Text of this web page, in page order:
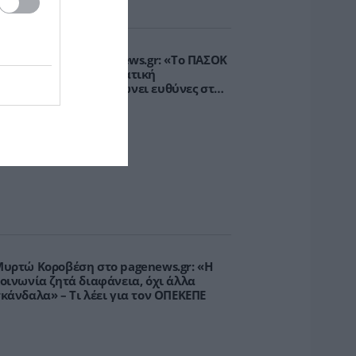
Γ.Βρεττάκος στο pagenews.gr: «Το ΠΑΣΟΚ
μπλοκάρει τη Συνταγματική
Αναθεώρηση και φορτώνει ευθύνες στη
Κοροβέση στο pagenews.gr: «Η
ζητά διαφάνεια, όχι άλλα
– Τι λέει για τον ΟΠΕΚΕΠΕ